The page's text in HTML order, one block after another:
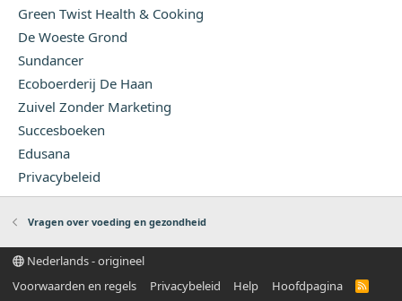
Green Twist Health & Cooking
De Woeste Grond
Sundancer
Ecoboerderij De Haan
Zuivel Zonder Marketing
Succesboeken
Edusana
Privacybeleid
Vragen over voeding en gezondheid
Nederlands - origineel
Voorwaarden en regels
Privacybeleid Help Hoofdpagina
R